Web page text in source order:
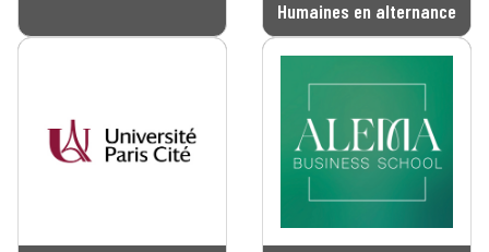
Humaines en alternance